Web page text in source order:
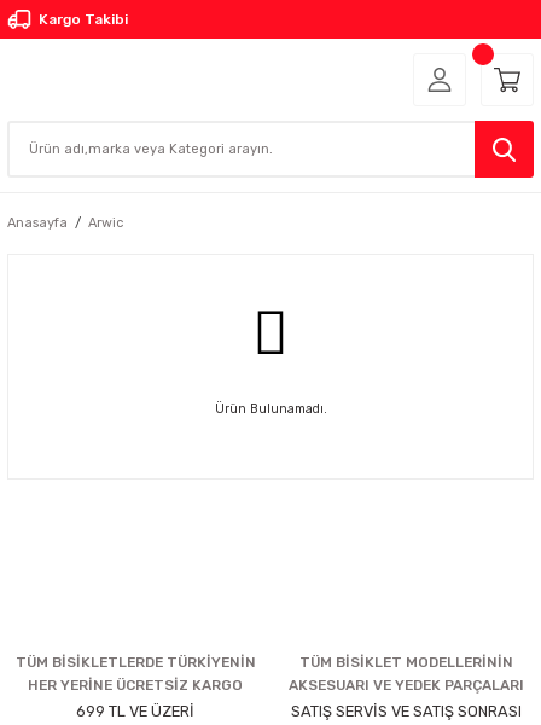
Kargo Takibi
Anasayfa Arwic
Ürün Bulunamadı.
TÜM BİSİKLETLERDE TÜRKİYENİN
HER YERİNE ÜCRETSİZ KARGO
699 TL VE ÜZERİ
TÜM BİSİKLET MODELLERİNİN
AKSESUARI VE YEDEK PARÇALARI
SATIŞ SERVİS VE SATIŞ SONRASI